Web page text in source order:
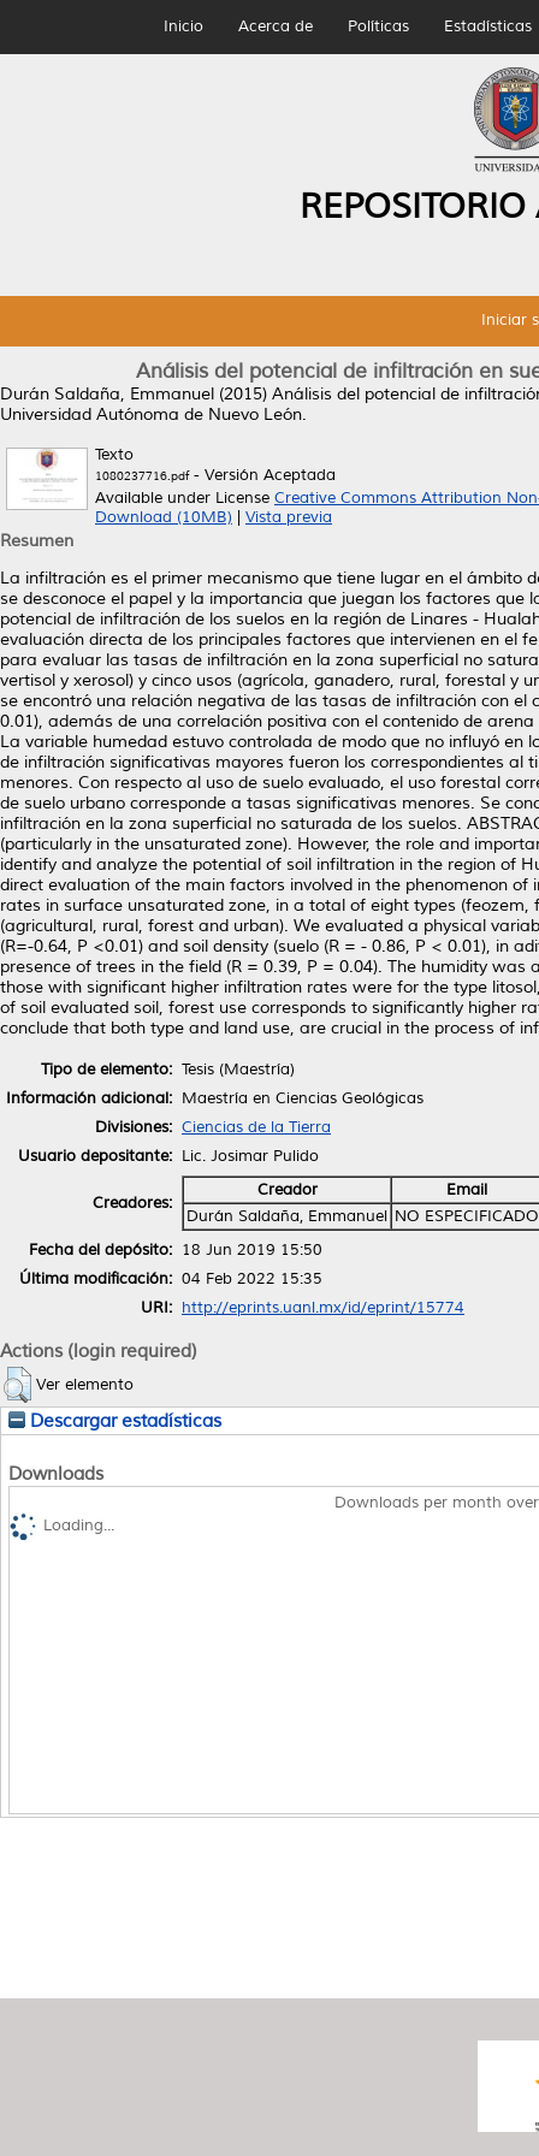
Inicio Acerca de Políticas Estadísticas
Iniciar
Análisis del potencial de infiltración en
Durán Saldaña, Emmanuel (2015) Análisis del potencial de
Universidad Autónoma de Nuevo León.
Texto
1080237716.pdf- Versión Aceptada
Available under License Creative Commons Attribution
Download (10MB)
Vista previa
Resumen
La infiltración es el primer mecanismo que tiene lugar en el
se desconoce el papel y la importancia que juegan los factores
potencial de infiltración de los suelos en la región de Linares -
evaluación directa de los principales factores que intervienen en el
para evaluar las tasas de infiltración en la zona superficial no
vertisol y xerosol) y cinco usos (agrícola, ganadero, rural, forestal y
se encontró una relación negativa de las tasas de infiltración con el
0.01), además de una correlación positiva con el contenido de
La variable humedad estuvo controlada de modo que no influyó en
de infiltración significativas mayores fueron los correspondientes al
menores. Con respecto al uso de suelo evaluado, el uso forestal
de suelo urbano corresponde a tasas significativas menores. Se
infiltración en la zona superficial no saturada de los suelos.
(particularly in the unsaturated zone). However, the role and
identify and analyze the potential of soil infiltration in the region of
direct evaluation of the main factors involved in the phenomenon
rates in surface unsaturated zone, in a total of eight types (feozem,
(agricultural, rural, forest and urban). We evaluated a physical
(R=-0.64, P <0.01) and soil density (suelo (R = - 0.86, P < 0.01), in
presence of trees in the field (R = 0.39, P = 0.04). The humidity
those with significant higher infiltration rates were for the type
of soil evaluated soil, forest use corresponds to significantly higher
conclude that both type and land use, are crucial in the process of
Tipo de elemento: Tesis (Maestría)
Información adicional: Maestría en Ciencias Geológicas
Divisiones: Ciencias de la Tierra
Usuario depositante: Lic. Josimar Pulido
Creadores:
Creador
Email
Durán Saldaña, Emmanuel NO ESPECIFICADO
Fecha del depósito: 18 Jun 2019 15:50
Última modificación: 04 Feb 2022 15:35
URI: http://eprints.uanl.mx/id/eprint/15774
Actions (login required)
Ver elemento
Descargar estadísticas
Downloads
Downloads per month
Loading...